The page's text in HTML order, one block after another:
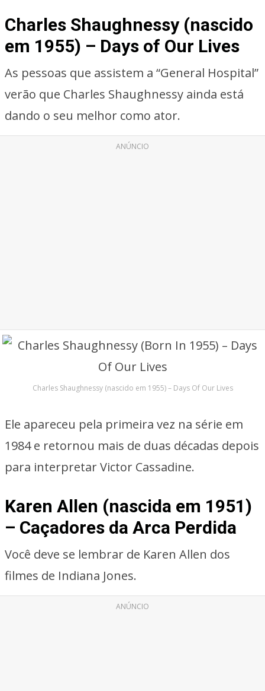
Charles Shaughnessy (nascido
em 1955) – Days of Our Lives
As pessoas que assistem a “General Hospital”
verão que Charles Shaughnessy ainda está
dando o seu melhor como ator.
ANÚNCIO
Charles Shaughnessy (nascido em 1955) – Days Of Our Lives
Ele apareceu pela primeira vez na série em
1984 e retornou mais de duas décadas depois
para interpretar Victor Cassadine.
Karen Allen (nascida em 1951)
– Caçadores da Arca Perdida
Você deve se lembrar de Karen Allen dos
filmes de Indiana Jones.
ANÚNCIO